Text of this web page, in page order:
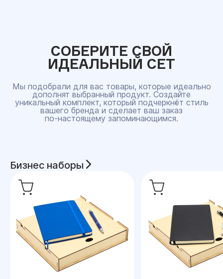
СОБЕРИТЕ СВОЙ
ИДЕАЛЬНЫЙ СЕТ
Мы подобрали для вас товары, которые идеально
дополнят выбранный продукт. Создайте
уникальный комплект, который подчеркнёт стиль
вашего бренда и сделает ваш заказ
по‑настоящему запоминающимся.
Бизнес наборы